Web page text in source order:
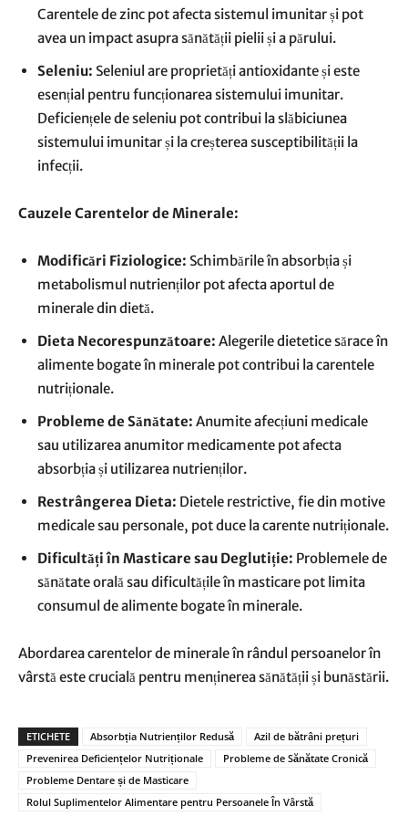
Carentele de zinc pot afecta sistemul imunitar și pot
avea un impact asupra sănătății pielii și a părului.
Seleniu: Seleniul are proprietăți antioxidante și este
esențial pentru funcționarea sistemului imunitar.
Deficiențele de seleniu pot contribui la slăbiciunea
sistemului imunitar și la creșterea susceptibilității la
infecții.
Cauzele Carentelor de Minerale:
Modificări Fiziologice: Schimbările în absorbția și
metabolismul nutrienților pot afecta aportul de
minerale din dietă.
Dieta Necorespunzătoare: Alegerile dietetice sărace în
alimente bogate în minerale pot contribui la carentele
nutriționale.
Probleme de Sănătate: Anumite afecțiuni medicale
sau utilizarea anumitor medicamente pot afecta
absorbția și utilizarea nutrienților.
Restrângerea Dieta: Dietele restrictive, fie din motive
medicale sau personale, pot duce la carente nutriționale.
Dificultăți în Masticare sau Deglutiție: Problemele de
sănătate orală sau dificultățile în masticare pot limita
consumul de alimente bogate în minerale.
Abordarea carentelor de minerale în rândul persoanelor în
vârstă este crucială pentru menținerea sănătății și bunăstării.
ETICHETE Absorbția Nutrienților Redusă
Azil de bătrâni prețuri
Prevenirea Deficiențelor Nutriționale
Probleme de Sănătate Cronică
Probleme Dentare și de Masticare
Rolul Suplimentelor Alimentare pentru Persoanele În Vârstă